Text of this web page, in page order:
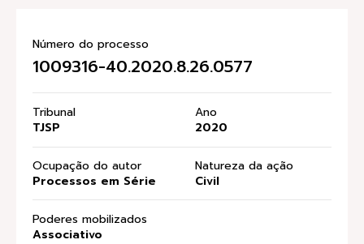
Número do processo
1009316-40.2020.8.26.0577
Tribunal
TJSP
Ano
2020
Ocupação do autor
Processos em Série
Natureza da ação
Civil
Poderes mobilizados
Associativo